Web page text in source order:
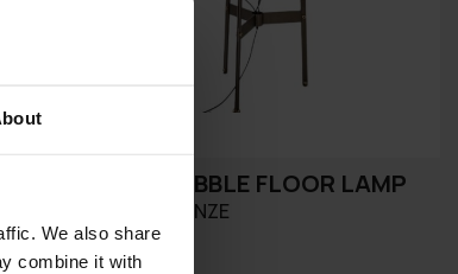
We also share
combine it with
BUBBLE-BOBBLE FLOOR LAMP
ARKETIPO FIRENZE